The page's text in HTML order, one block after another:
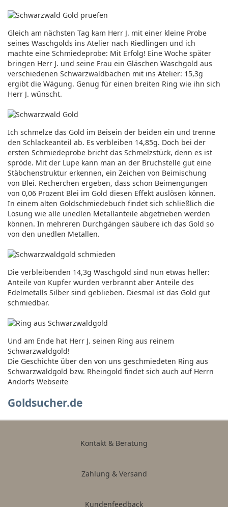
Gleich am nächsten Tag kam Herr J. mit einer kleine Probe
seines Waschgolds ins Atelier nach Riedlingen und ich
machte eine Schmiedeprobe: Mit Erfolg! Eine Woche später
bringen Herr J. und seine Frau ein Gläschen Waschgold aus
verschiedenen Schwarzwaldbächen mit ins Atelier: 15,3g
ergibt die Wägung. Genug für einen breiten Ring wie ihn sich
Herr J. wünscht.
Ich schmelze das Gold im Beisein der beiden ein und trenne
den Schlackeanteil ab. Es verbleiben 14,85g. Doch bei der
ersten Schmiedeprobe bricht das Schmelzstück, denn es ist
spröde. Mit der Lupe kann man an der Bruchstelle gut eine
Stäbchenstruktur erkennen, ein Zeichen von Beimischung
von Blei. Recherchen ergeben, dass schon Beimengungen
von 0,06 Prozent Blei im Gold diesen Effekt auslösen können.
In einem alten Goldschmiedebuch findet sich schließlich die
Lösung wie alle unedlen Metallanteile abgetrieben werden
können. In mehreren Durchgängen säubere ich das Gold so
von den unedlen Metallen.
Die verbleibenden 14,3g Waschgold sind nun etwas heller:
Anteile von Kupfer wurden verbrannt aber Anteile des
Edelmetalls Silber sind geblieben. Diesmal ist das Gold gut
schmiedbar.
Und am Ende hat Herr J. seinen Ring aus reinem
Schwarzwaldgold!
Die Geschichte über den von uns geschmiedeten Ring aus
Schwarzwaldgold bzw. Rheingold findet sich auch auf Herrn
Andorfs Webseite
Goldsucher.de
Kontakt & Beratung
Zahlung & Versand
Kundenfeedback